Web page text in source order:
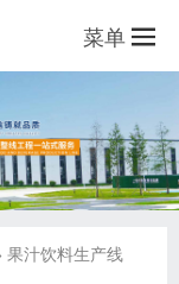
菜单
果汁饮料生产线